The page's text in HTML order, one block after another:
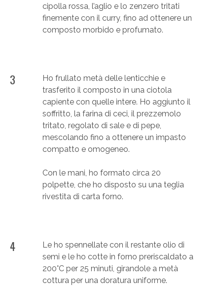
cipolla rossa, l’aglio e lo zenzero tritati
finemente con il curry, fino ad ottenere un
composto morbido e profumato.
3
Ho frullato metà delle lenticchie e
trasferito il composto in una ciotola
capiente con quelle intere. Ho aggiunto il
soffritto, la farina di ceci, il prezzemolo
tritato, regolato di sale e di pepe,
mescolando fino a ottenere un impasto
compatto e omogeneo.
Con le mani, ho formato circa 20
polpette, che ho disposto su una teglia
rivestita di carta forno.
4
Le ho spennellate con il restante olio di
semi e le ho cotte in forno preriscaldato a
200°C per 25 minuti, girandole a metà
cottura per una doratura uniforme.